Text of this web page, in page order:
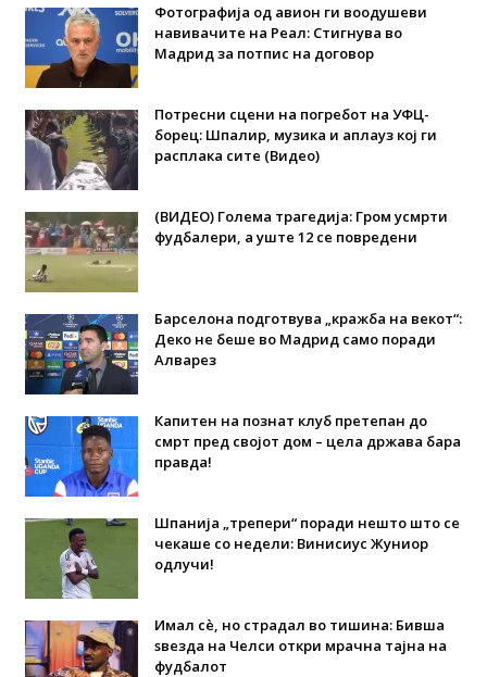
Фотографија од авион ги воодушеви
навивачите на Реал: Стигнува во
Мадрид за потпис на договор
Потресни сцени на погребот на УФЦ-
борец: Шпалир, музика и аплауз кој ги
расплака сите (Видео)
(ВИДЕО) Голема трагедија: Гром усмрти
фудбалери, а уште 12 се повредени
Барселона подготвува „кражба на векот“:
Деко не беше во Мадрид само поради
Алварез
Капитен на познат клуб претепан до
смрт пред својот дом – цела држава бара
правда!
Шпанија „трепери“ поради нешто што се
чекаше со недели: Винисиус Жуниор
одлучи!
Имал сè, но страдал во тишина: Бивша
ѕвезда на Челси откри мрачна тајна на
фудбалот